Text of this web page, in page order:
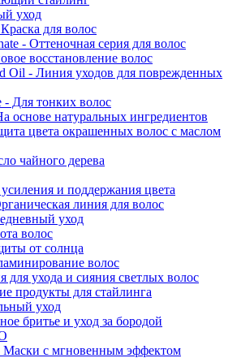
уход
для волос
- Оттеночная серия для волос
восстановление волос
Oil - Линия уходов для поврежденных
Для тонких волос
основе натуральных ингредиентов
цвета окрашенных волос с маслом
чайного дерева
и поддержания цвета
линия для волос
уход
волос
от солнца
волос
для ухода и сияния светлых волос
продукты для стайлинга
уход
бритье и уход за бородой
Маски с мгновенным эффектом